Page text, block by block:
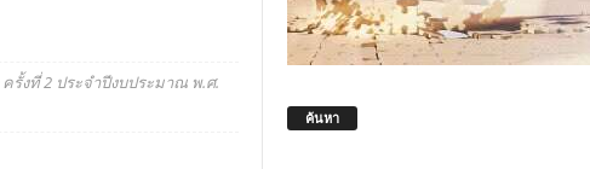
รั้งที่ 2 ประจำปีงบประมาณ พ.ศ.
ค้นหา